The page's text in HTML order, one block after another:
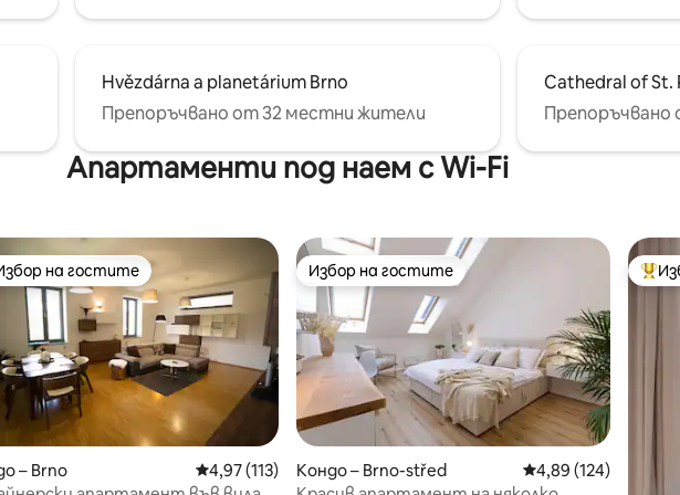
Hvězdárna a planetárium Brno
Препоръчвано от 32 местни жители
Cathedral of St.
Апартаменти под наем с Wi-Fi
популярен избор на гостите
на гостите
– Brno Средна оценка: 4,97 от 5, 113 отзива
4,97 (113)
Избор на гостите
Избор на гостите
Кондо – Brno-střed Средна оценка:
4,89 (124)
Най-